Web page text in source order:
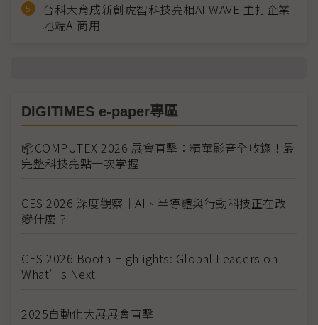
台科大育成新創虎智科技亮相AI WAVE 主打企業
地端AI商用
DIGITIMES e-paper專區
📦COMPUTEX 2026 展會直擊：精華影音全收錄！最
完整科技亮點一次掌握
CES 2026 深度觀察｜AI、半導體與行動科技正在改
變什麼？
CES 2026 Booth Highlights: Global Leaders on
What’s Next
2025自動化大展展會直擊